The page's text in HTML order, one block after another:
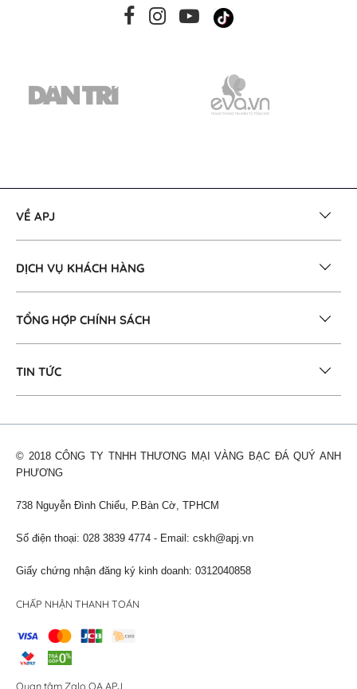
VỀ APJ
DỊCH VỤ KHÁCH HÀNG
TỔNG HỢP CHÍNH SÁCH
TIN TỨC
© 2018 CÔNG TY TNHH THƯƠNG MẠI VÀNG BẠC ĐÁ QUÝ ANH
PHƯƠNG
738 Nguyễn Đình Chiểu, P.Bàn Cờ, TPHCM
Số điện thoại: 028 3839 4774 - Email: cskh@apj.vn
Giấy chứng nhận đăng ký kinh doanh: 0312040858
CHẤP NHẬN THANH TOÁN
Quan tâm Zalo OA APJ